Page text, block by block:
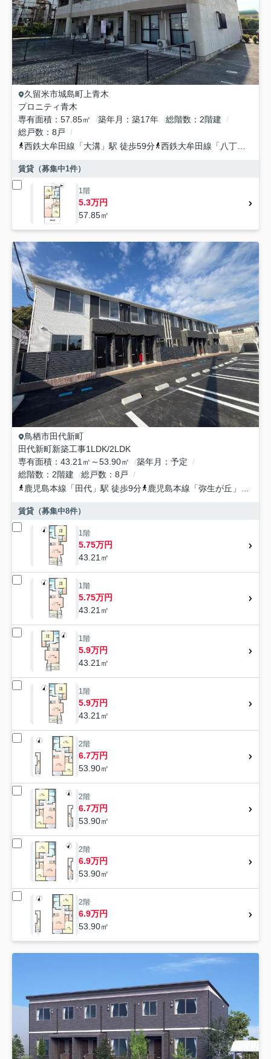
久留米市城島町上青木
プロニティ青木
専有面積
57.85㎡ 築年月 築17年 総階数
2階建
総戸数
8戸
西鉄大牟田線 「大溝 」駅 徒歩59分 西鉄大牟田線 「 八丁牟田
賃貸（募集中1件）
1階
5.3万円
57.85㎡
鳥栖市田代新町
田代新町新築工事1LDK/2LDK
専有面積
43.21㎡～53.90㎡ 築年月
予定
総階数
2階建 総戸数
8戸
鹿児島本線 「 田代 」駅 徒歩9分 鹿児島本線 「弥生が丘 」駅 徒歩22分
賃貸（募集中8件）
1階
5.75万円
43.21㎡
1階
5.75万円
43.21㎡
1階
5.9万円
43.21㎡
1階
5.9万円
43.21㎡
2階
6.7万円
53.90㎡
2階
6.7万円
53.90㎡
2階
6.9万円
53.90㎡
2階
6.9万円
53.90㎡